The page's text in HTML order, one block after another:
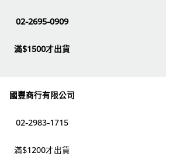
02-2695-0909
滿$1500才出貨
國豐商行有限公司
02-2983-1715
滿$1200才出貨